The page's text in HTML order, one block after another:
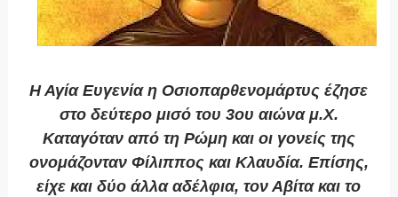
Η Αγία Ευγενία η Οσιοπαρθενομάρτυς έζησε
στο δεύτερο μισό του 3ου αιώνα μ.Χ.
Καταγόταν από τη Ρώμη και οι γονείς της
ονομάζονταν Φίλιππος και Κλαυδία. Επίσης,
είχε και δύο άλλα αδέλφια, τον Αβίτα και το